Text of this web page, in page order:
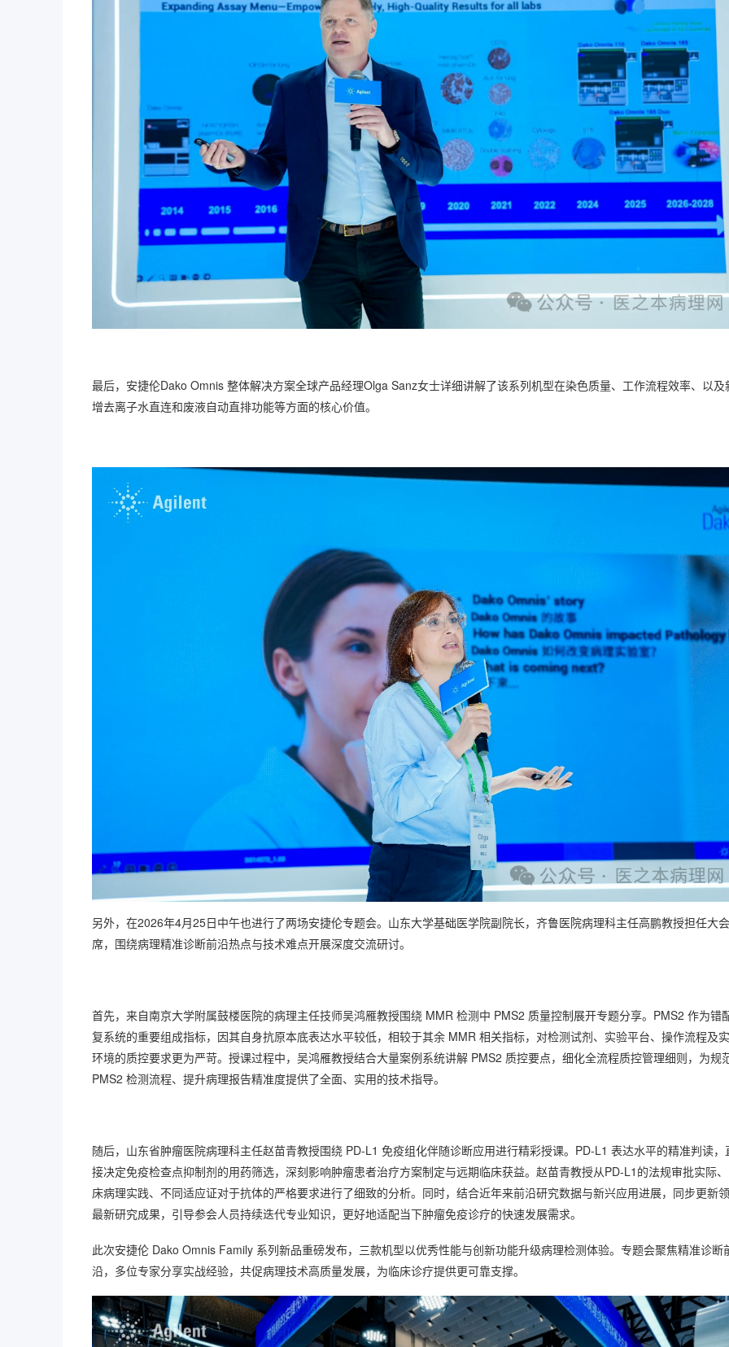
最后，安捷伦Dako Omnis 整体解决方案全球产品经理Olga Sanz女士详细讲解了该系列机型在染色质量、工作流程效率、以及
增去离子水直连和废液自动直排功能等方面的核心价值。
另外，在2026年4月25日中午也进行了两场安捷伦专题会。山东大学基础医学院副院长，齐鲁医院病理科主任高鹏教授担任大
席，围绕病理精准诊断前沿热点与技术难点开展深度交流研讨。
首先，来自南京大学附属鼓楼医院的病理主任技师吴鸿雁教授围绕 MMR 检测中 PMS2 质量控制展开专题分享。PMS2 作为错
复系统的重要组成指标，因其自身抗原本底表达水平较低，相较于其余 MMR 相关指标，对检测试剂、实验平台、操作流程及
环境的质控要求更为严苛。授课过程中，吴鸿雁教授结合大量案例系统讲解 PMS2 质控要点，细化全流程质控管理细则，为规
PMS2 检测流程、提升病理报告精准度提供了全面、实用的技术指导。
随后，山东省肿瘤医院病理科主任赵苗青教授围绕 PD-L1 免疫组化伴随诊断应用进行精彩授课。PD-L1 表达水平的精准判读，
接决定免疫检查点抑制剂的用药筛选，深刻影响肿瘤患者治疗方案制定与远期临床获益。赵苗青教授从PD-L1的法规审批实际
床病理实践、不同适应证对于抗体的严格要求进行了细致的分析。同时，结合近年来前沿研究数据与新兴应用进展，同步更新
最新研究成果，引导参会人员持续迭代专业知识，更好地适配当下肿瘤免疫诊疗的快速发展需求。
此次安捷伦 Dako Omnis Family 系列新品重磅发布，三款机型以优秀性能与创新功能升级病理检测体验。专题会聚焦精准诊断
沿，多位专家分享实战经验，共促病理技术高质量发展，为临床诊疗提供更可靠支撑。